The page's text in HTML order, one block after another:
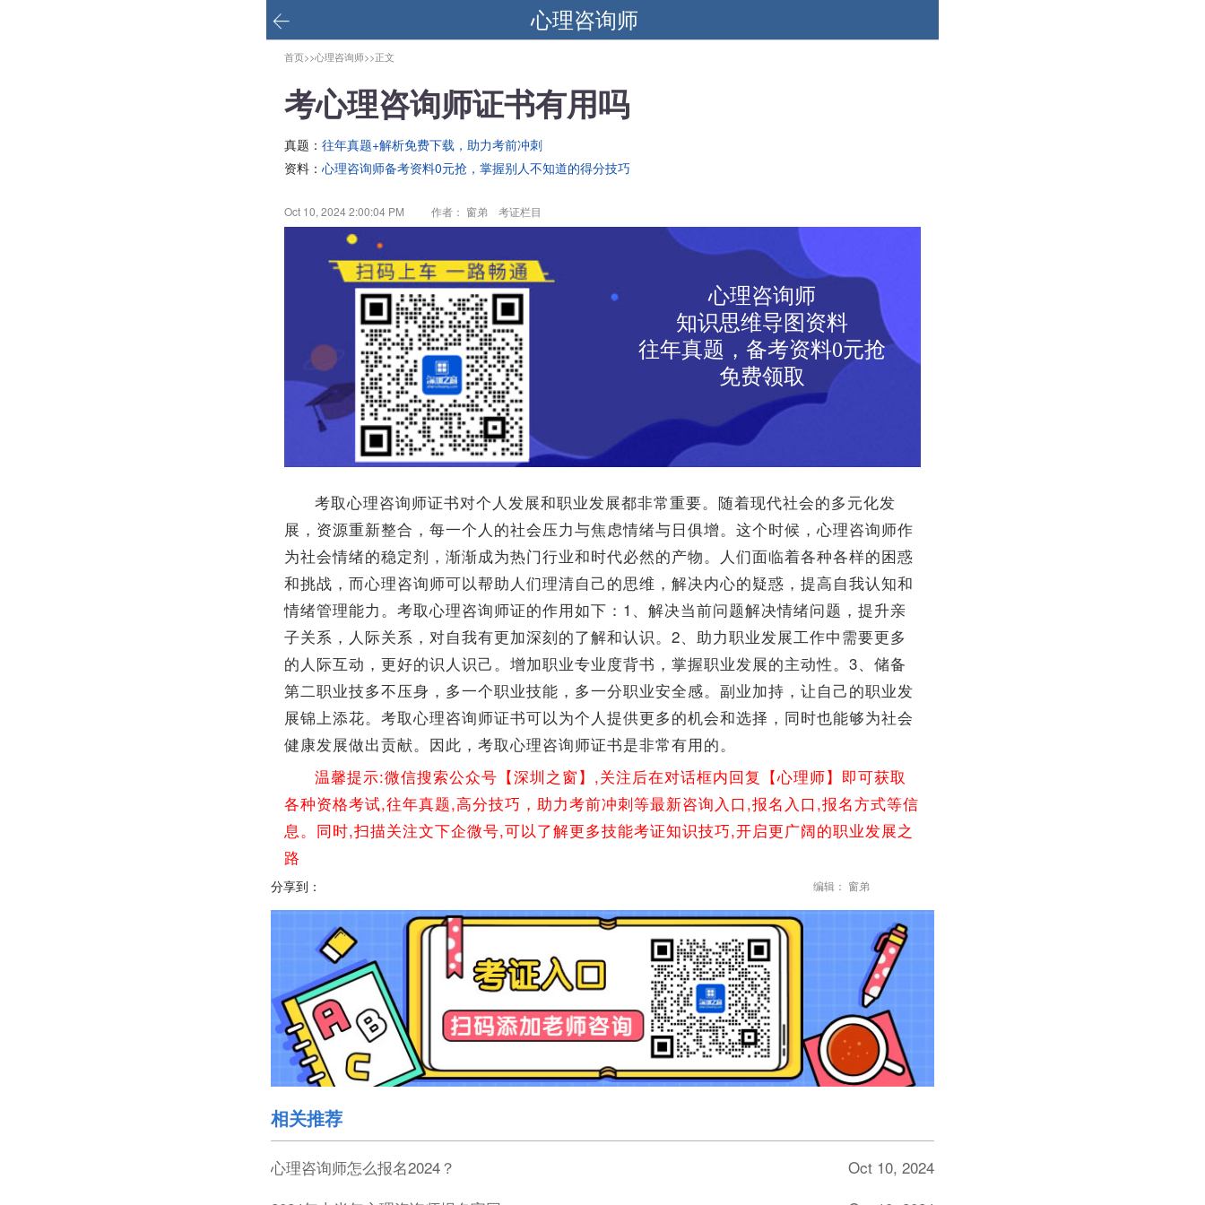
心理咨询师
首页>>心理咨询师>>正文
考心理咨询师证书有用吗
真题： 往年真题+解析免费下载，助力考前冲刺
资料： 心理咨询师备考资料0元抢，掌握别人不知道的得分技巧
Oct 10, 2024 2:00:04 PM 作者： 窗弟 考证栏目
心理咨询师
知识思维导图资料
往年真题，备考资料0元抢
免费领取
考取心理咨询师证书对个人发展和职业发展都非常重要。随着现代社会的多元化发
展，资源重新整合，每一个人的社会压力与焦虑情绪与日俱增。这个时候，心理咨询师作
为社会情绪的稳定剂，渐渐成为热门行业和时代必然的产物。人们面临着各种各样的困惑
和挑战，而心理咨询师可以帮助人们理清自己的思维，解决内心的疑惑，提高自我认知和
情绪管理能力。考取心理咨询师证的作用如下：1、解决当前问题解决情绪问题，提升亲
子关系，人际关系，对自我有更加深刻的了解和认识。2、助力职业发展工作中需要更多
的人际互动，更好的识人识己。增加职业专业度背书，掌握职业发展的主动性。3、储备
第二职业技多不压身，多一个职业技能，多一分职业安全感。副业加持，让自己的职业发
展锦上添花。考取心理咨询师证书可以为个人提供更多的机会和选择，同时也能够为社会
健康发展做出贡献。因此，考取心理咨询师证书是非常有用的。
温馨提示:微信搜索公众号【深圳之窗】,关注后在对话框内回复【心理师】即可获取
各种资格考试,往年真题,高分技巧，助力考前冲刺等最新咨询入口,报名入口,报名方式等信
息。同时,扫描关注文下企微号,可以了解更多技能考证知识技巧,开启更广阔的职业发展之
路
分享到： 编辑： 窗弟
相关推荐
心理咨询师怎么报名2024？
Oct 10, 2024